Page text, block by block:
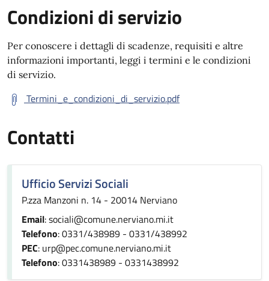
Condizioni di servizio
Per conoscere i dettagli di scadenze, requisiti e altre
informazioni importanti, leggi i termini e le condizioni
di servizio.
Termini_e_condizioni_di_servizio.pdf
Contatti
Ufficio Servizi Sociali
P.zza Manzoni n. 14 - 20014 Nerviano
Email: sociali@comune.nerviano.mi.it
Telefono: 0331/438989 - 0331/438992
PEC: urp@pec.comune.nerviano.mi.it
Telefono: 0331438989 - 0331438992